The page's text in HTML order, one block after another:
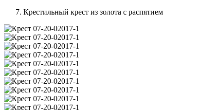
Крестильный крест из золота с распятием